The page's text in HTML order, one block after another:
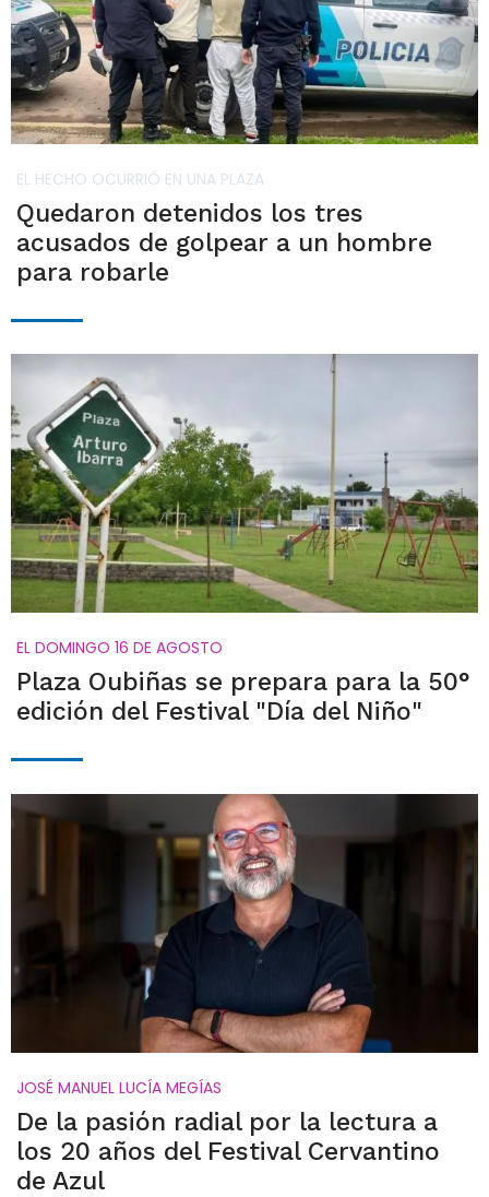
EL HECHO OCURRIÓ EN UNA PLAZA
Quedaron detenidos los tres
acusados de golpear a un hombre
para robarle
EL DOMINGO 16 DE AGOSTO
Plaza Oubiñas se prepara para la 50°
edición del Festival "Día del Niño"
JOSÉ MANUEL LUCÍA MEGÍAS
De la pasión radial por la lectura a
los 20 años del Festival Cervantino
de Azul